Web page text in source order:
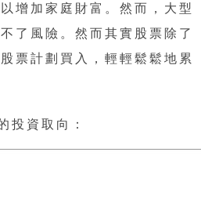
增加家庭財富。然而，大型
了風險。然而其實股票除了
票計劃買入，輕輕鬆鬆地累
投資取向：